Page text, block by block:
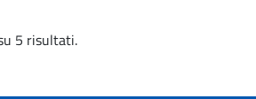
5 risultati.